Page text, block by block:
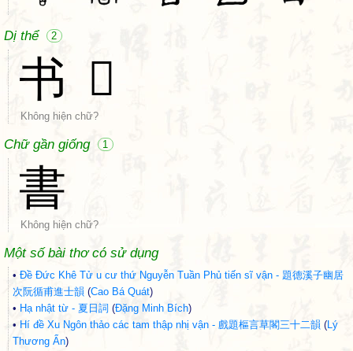
Dị thể 2
书 𦘠
Không hiện chữ?
Chữ gần giống 1
書
Không hiện chữ?
Một số bài thơ có sử dụng
• Đề Đức Khê Tử u cư thứ Nguyễn Tuần Phủ tiến sĩ vận - 題德溪子幽居
次阮循甫進士韻 (Cao Bá Quát)
• Hạ nhật từ - 夏日詞 (Đặng Minh Bích)
• Hí đề Xu Ngôn thảo các tam thập nhị vận - 戲題樞言草閣三十二韻 (Lý
Thương Ẩn)